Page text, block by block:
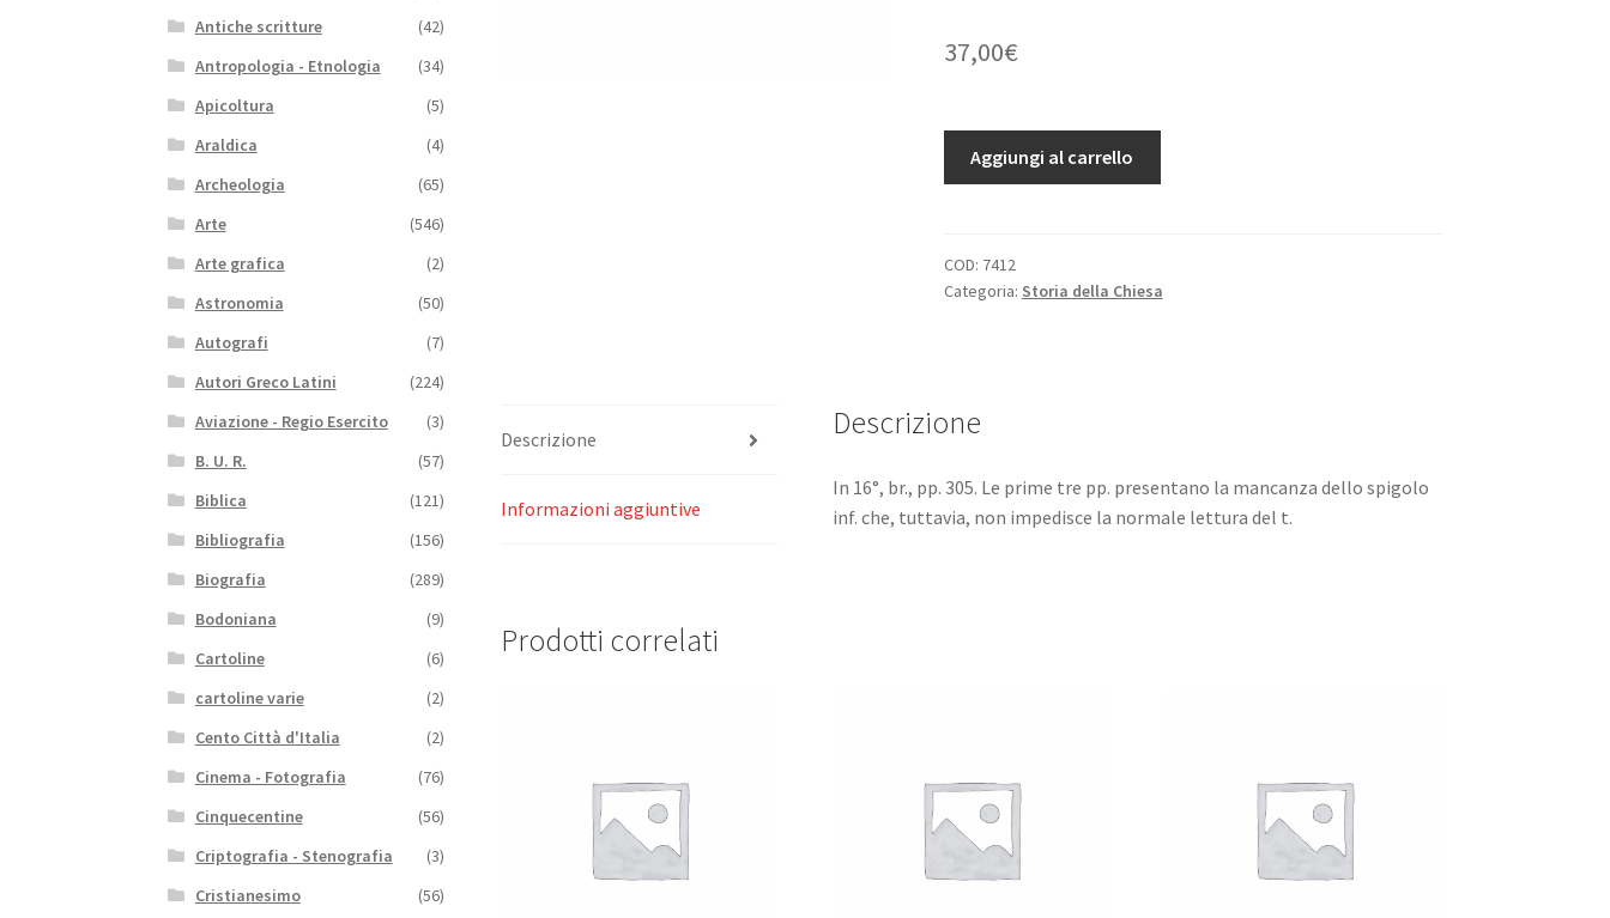
37,00€
Chimie
la
biographie
R.
Priestley,
Scheele,
Aggiungi al carrello
COD: 7412
Categoria: Storia della Chiesa
Descrizione
Informazioni aggiuntive
Descrizione
In 16°, br., pp. 305. Le prime tre pp. presentano la mancanza dello spigolo
inf. che, tuttavia, non impedisce la normale lettura del t.
Prodotti correlati
Antiche scritture
(42)
Antropologia - Etnologia
(34)
Apicoltura
(5)
Araldica
(4)
Archeologia
(65)
Arte
(546)
Arte grafica
(2)
Astronomia
(50)
Autografi
(7)
Autori Greco Latini
(224)
Aviazione - Regio Esercito
(3)
B. U. R.
(57)
Biblica
(121)
Bibliografia
(156)
Biografia
(289)
Bodoniana
(9)
Cartoline
(6)
cartoline varie
(2)
Cento Città d'Italia
(2)
Cinema - Fotografia
(76)
Cinquecentine
(56)
Criptografia - Stenografia
(3)
Cristianesimo
(56)